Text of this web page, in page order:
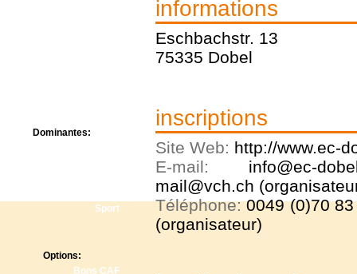
Dominantes:
Sport
Options:
Bons CAF
informations
Eschbachstr. 13
75335 Dobel
inscriptions
Site Web: http://www.ec-
E-mail: info@ec-
mail@vch.ch
Téléphone:0049 (0)70
(organisateur)